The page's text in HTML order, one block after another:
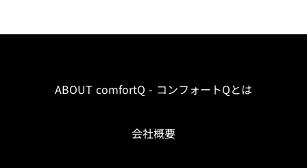
ABOUT comfortQ - コンフォートQとは
会社概要